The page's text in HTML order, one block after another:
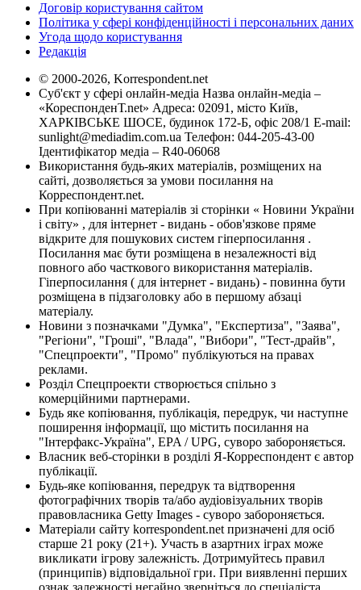
Договір користування сайтом
Політика у сфері конфіденційності і персональних даних
Угода щодо користування
Редакція
© 2000-2026, Korrespondent.net
Суб'єкт у сфері онлайн-медіа Назва онлайн-медіа –
«КореспонденТ.net» Адреса: 02091, місто Київ,
ХАРКІВСЬКЕ ШОСЕ, будинок 172-Б, офіс 208/1 E-mail:
sunlight@mediadim.com.ua Телефон: 044-205-43-00
Ідентифікатор медіа – R40-06068
Використання будь-яких матеріалів, розміщених на
сайті, дозволяється за умови посилання на
Корреспондент.net.
При копіюванні матеріалів зі сторінки « Новини України
і світу» , для інтернет - видань - обов'язкове пряме
відкрите для пошукових систем гіперпосилання .
Посилання має бути розміщена в незалежності від
повного або часткового використання матеріалів.
Гіперпосилання ( для інтернет - видань) - повинна бути
розміщена в підзаголовку або в першому абзаці
матеріалу.
Новини з позначками "Думка", "Експертиза", "Заява",
"Регіони", "Гроші", "Влада", "Вибори", "Тест-драйв",
"Спецпроекти", "Промо" публікуються на правах
реклами.
Розділ Спецпроекти створюється спільно з
комерційними партнерами.
Будь яке копіювання, публікація, передрук, чи наступне
поширення інформації, що містить посилання на
"Інтерфакс-Україна", EPA / UPG, суворо забороняється.
Власник веб-сторінки в розділі Я-Корреспондент є автор
публікації.
Будь-яке копіювання, передрук та відтворення
фотографічних творів та/або аудіовізуальних творів
правовласника Getty Images - суворо забороняється.
Матеріали сайту korrespondent.net призначені для осіб
старше 21 року (21+). Участь в азартних іграх може
викликати ігрову залежність. Дотримуйтесь правил
(принципів) відповідальної гри. При виявленні перших